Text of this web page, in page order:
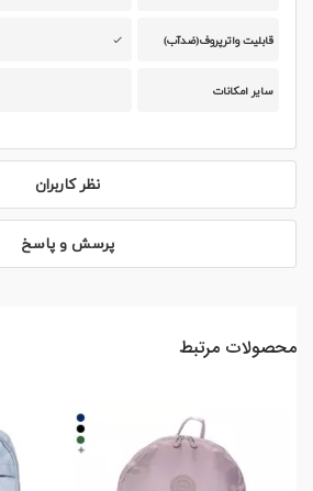
قابلیت واترپروف(ضدآب)
سایر امکانات
نظر کاربران
پرسش و پاسخ
محصولات مرتبط